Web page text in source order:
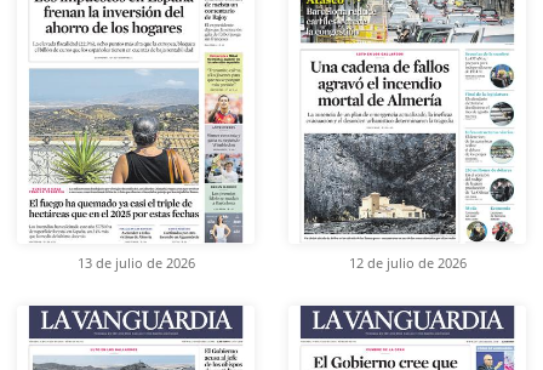
13 de julio de 2026 12 de julio de 2026